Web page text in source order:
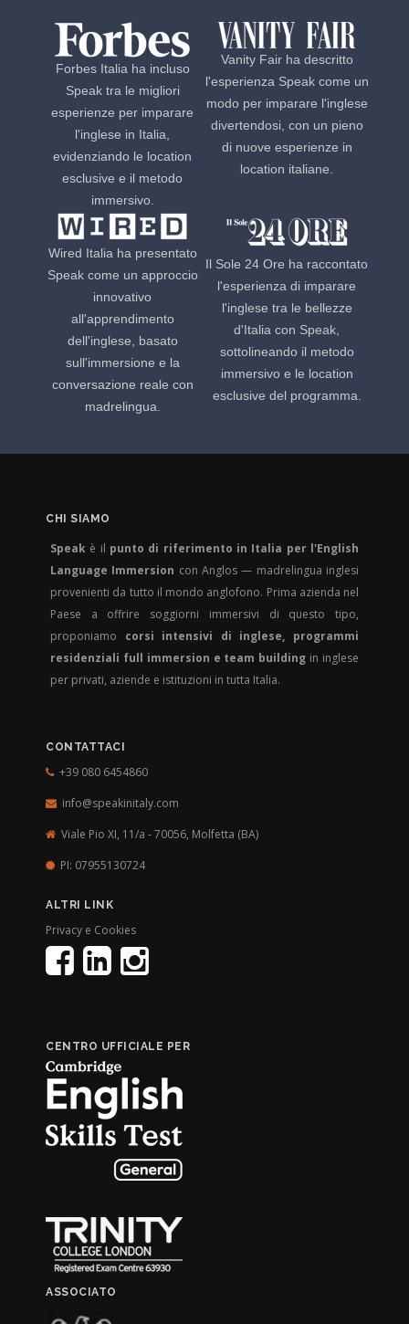
Forbes Italia ha incluso
Speak tra le migliori
esperienze per imparare
l'inglese in Italia,
evidenziando le location
esclusive e il metodo
immersivo.
Vanity Fair ha descritto
l'esperienza Speak come un
modo per imparare l'inglese
divertendosi, con un pieno
di nuove esperienze in
location italiane.
Wired Italia ha presentato
Speak come un approccio
innovativo
all'apprendimento
dell'inglese, basato
sull'immersione e la
conversazione reale con
madrelingua.
Il Sole 24 Ore ha raccontato
l'esperienza di imparare
l'inglese tra le bellezze
d'Italia con Speak,
sottolineando il metodo
immersivo e le location
esclusive del programma.
CHI SIAMO
Speak è il punto di riferimento in Italia per l'English
Language Immersion con Anglos — madrelingua inglesi
provenienti da tutto il mondo anglofono. Prima azienda nel
Paese a offrire soggiorni immersivi di questo tipo,
proponiamo corsi intensivi di inglese, programmi
residenziali full immersion e team building in inglese
per privati, aziende e istituzioni in tutta Italia.
CONTATTACI
+39 080 6454860
info@speakinitaly.com
Viale Pio XI, 11/a - 70056, Molfetta (BA)
PI: 07955130724
ALTRI LINK
Privacy e Cookies
CENTRO UFFICIALE PER
ASSOCIATO